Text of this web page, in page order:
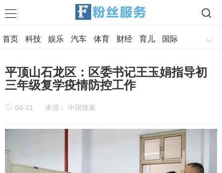
首页 科技 娱乐 汽车 体育 财经 育儿 国际
平顶山石龙区：区委书记王玉娟指导初
三年级复学疫情防控工作
04-21 来源： 中国搜索